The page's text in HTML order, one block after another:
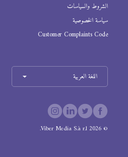
الشروط والسياسات
سياسة الخصوصية
Customer Complaints Code
اللغة العربية
©
2026
Viber Media S.à r.l.